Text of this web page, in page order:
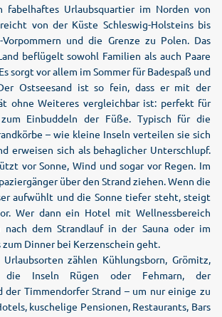
fabelhaftes Urlaubsquartier im Norden von
von der Küste Schleswig-Holsteins bis
Vorpommern und die Grenze zu Polen. Das
beflügelt sowohl Familien als auch Paare
sorgt vor allem im Sommer für Badespaß und
Ostseesand ist so fein, dass er mit der
ohne Weiteres vergleichbar ist: perfekt für
Einbuddeln der Füße. Typisch für die
– wie kleine Inseln verteilen sie sich
erweisen sich als behaglicher Unterschlupf.
vor Sonne, Wind und sogar vor Regen. Im
über den Strand ziehen. Wenn die
aufwühlt und die Sonne tiefer steht, steigt
Wer dann ein Hotel mit Wellnessbereich
dem Strandlauf in der Sauna oder im
Dinner bei Kerzenschein geht.
zählen Kühlungsborn, Grömitz,
die Inseln Rügen oder Fehmarn, der
der Timmendorfer Strand – um nur einige zu
kuschelige Pensionen, Restaurants, Bars